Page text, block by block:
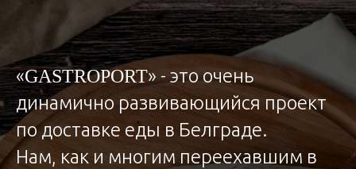
«GASTROPORT» - это очень
динамично развивающийся проект
по доставке еды в Белграде.
Нам, как и многим переехавшим в